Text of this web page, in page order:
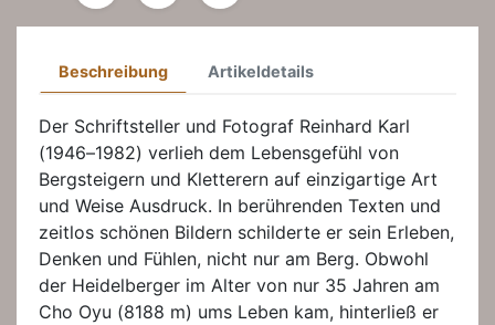
Beschreibung Artikeldetails
Der Schriftsteller und Fotograf Reinhard Karl
(1946–1982) verlieh dem Lebensgefühl von
Bergsteigern und Kletterern auf einzigartige Art
und Weise Ausdruck. In berührenden Texten und
zeitlos schönen Bildern schilderte er sein Erleben,
Denken und Fühlen, nicht nur am Berg. Obwohl
der Heidelberger im Alter von nur 35 Jahren am
Cho Oyu (8188 m) ums Leben kam, hinterließ er